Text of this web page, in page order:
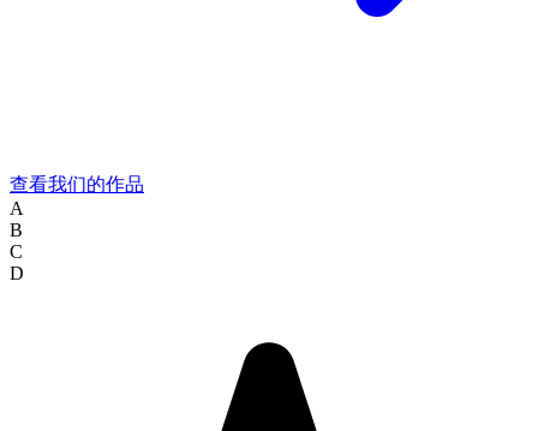
查看我们的作品
A
B
C
D